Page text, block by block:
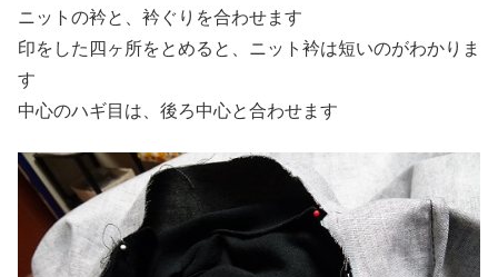
ニットの衿と、衿ぐりを合わせます
印をした四ヶ所をとめると、ニット衿は短いのがわかりま
す
中心のハギ目は、後ろ中心と合わせます